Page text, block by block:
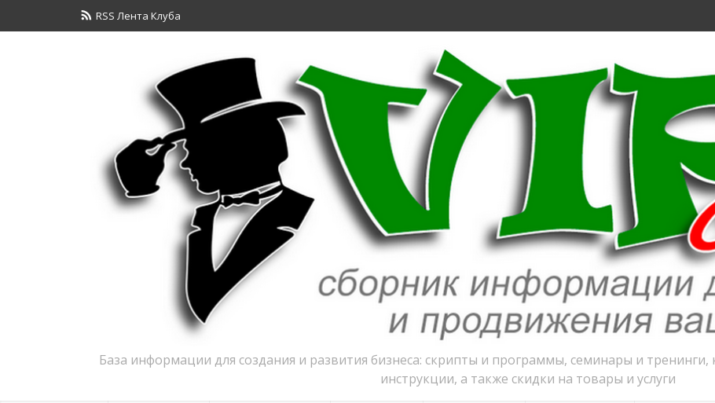
RSS Лента Клуба
База информации для создания и развития бизнеса: скрипты и программы, семинары и
инструкции, а также скидки на товары и услуги